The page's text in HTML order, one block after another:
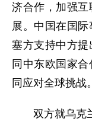
济合作，加强
展。中国在国际
塞方支持中方
同中东欧国家
同应对全球挑战。
双方就乌克